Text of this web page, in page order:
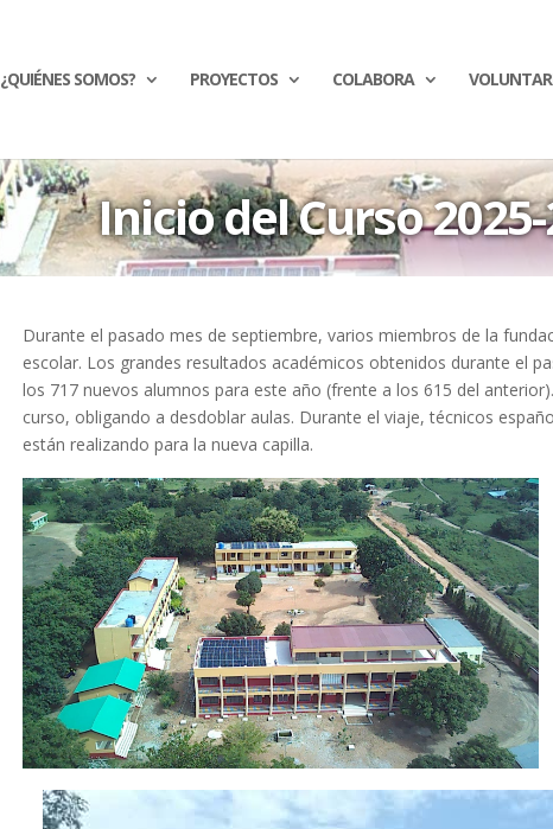
¿QUIÉNES SOMOS? PROYECTOS COLABORA
Inicio del Curso
Durante el pasado mes de septiembre, varios miembros de la
escolar. Los grandes resultados académicos obtenidos durante el
los 717 nuevos alumnos para este año (frente a los 615 del
curso, obligando a desdoblar aulas. Durante el viaje, técnicos
están realizando para la nueva capilla.